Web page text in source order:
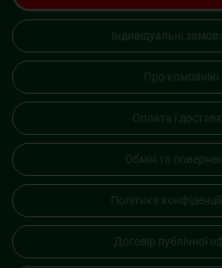
Індивідуальні
Про компанію
Оплата і
Обмін та
Політика
Договір публічної